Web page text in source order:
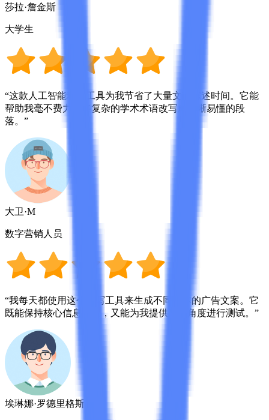
莎拉·詹金斯
大学生
“这款人工智能释义工具为我节省了大量文献综述时间。它能
帮助我毫不费力地将复杂的学术术语改写成清晰易懂的段
落。”
大卫·M
数字营销人员
“我每天都使用这个改写工具来生成不同版本的广告文案。它
既能保持核心信息不变，又能为我提供新的角度进行测试。”
埃琳娜·罗德里格斯